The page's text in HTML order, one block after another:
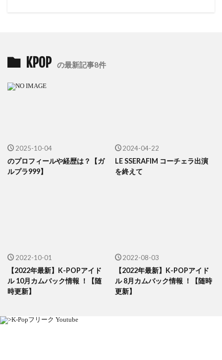
KPOP の最新記事8件
2025-10-04
のプロフィールや経歴は？【ガ
ルプラ999】
2024-04-22
LE SSERAFIM コーチェラ出演
を終えて
2022-10-01
【2022年最新】K-POPアイド
ル 10月カムバック情報 ！【随
時更新】
2022-08-03
【2022年最新】K-POPアイド
ル 8月カムバック情報 ！【随時
更新】